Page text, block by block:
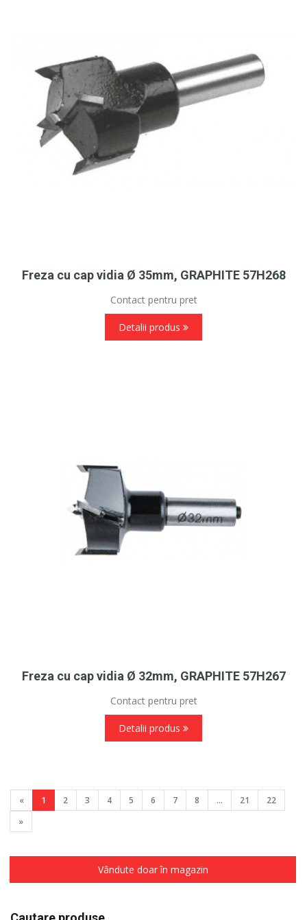
Freza cu cap vidia Ø 35mm, GRAPHITE 57H268
Contact pentru pret
Detalii produs
Freza cu cap vidia Ø 32mm, GRAPHITE 57H267
Contact pentru pret
Detalii produs
« 1 2 3 4 5 6 7 8 ... 21
22
»
Vândute doar în magazin